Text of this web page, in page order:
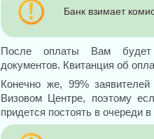
Банк взимает
После оплаты Вам будет
документов. Квитанция об
Конечно же, 99%
Визовом Центре, поэтому
придется постоять в очереди в